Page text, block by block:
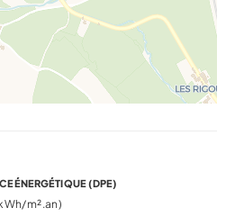
ÉNERGÉTIQUE (DPE)
m².an)